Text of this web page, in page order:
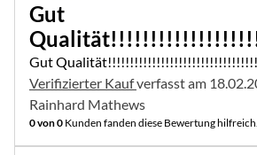
Gut
Gut
Verifizierter Kaufverfasst am
Rainhard Mathews
0 von 0 Kunden fanden diese Bewertung hilfreich.